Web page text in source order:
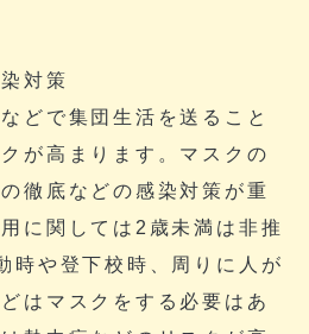
対策
どで集団生活を送ること
が高まります。マスクの
徹底などの感染対策が重
に関しては2歳未満は非推
時や登下校時、周りに人が
はマスクをする必要はあ